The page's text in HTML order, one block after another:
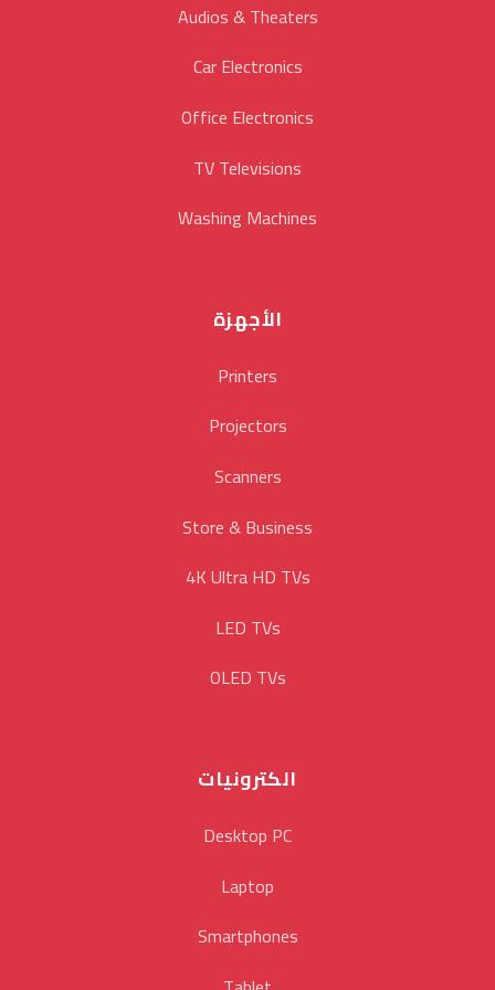
Audios & Theaters
Car Electronics
Office Electronics
TV Televisions
Washing Machines
الأجهزة
Printers
Projectors
Scanners
Store & Business
4K Ultra HD TVs
LED TVs
OLED TVs
الكترونيات
Desktop PC
Laptop
Smartphones